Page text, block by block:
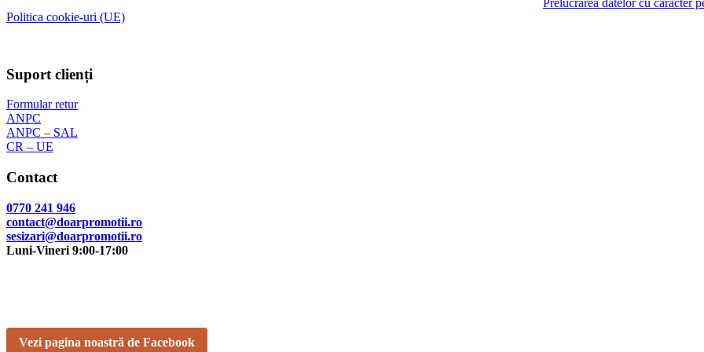
Prelucrarea datelor cu caracter
Politica cookie-uri (UE)
Suport clienți
Formular retur
ANPC
ANPC – SAL
CR – UE
Contact
0770 241 946
contact@doarpromotii.ro
sesizari@doarpromotii.ro
Luni-Vineri 9:00-17:00
Vezi pagina noastră de Facebook